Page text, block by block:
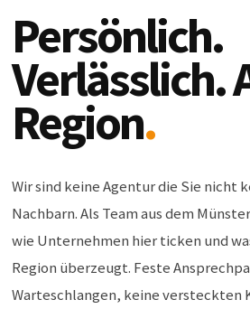
Persönlich.
Verlässlich.
Region.
Wir sind keine Agentur die Sie nicht
Nachbarn. Als Team aus dem
wie Unternehmen hier ticken und
Region überzeugt. Feste
Warteschlangen, keine versteckten